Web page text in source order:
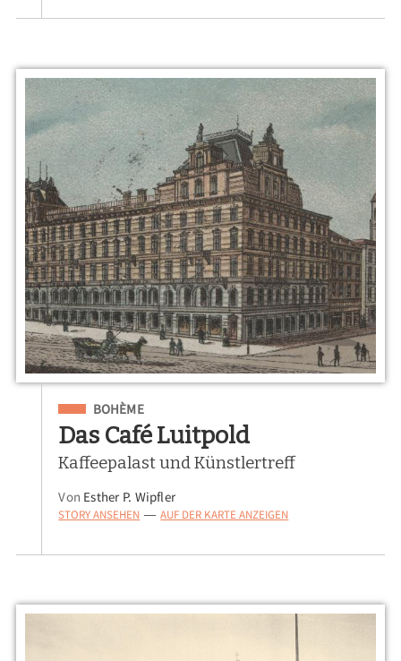
Eingeordnet unter
BOHÈME
Das Café Luitpold
Kaffeepalast und Künstlertreff
Von Esther P. Wipfler
STORY ANSEHEN — AUF DER KARTE ANZEIGEN